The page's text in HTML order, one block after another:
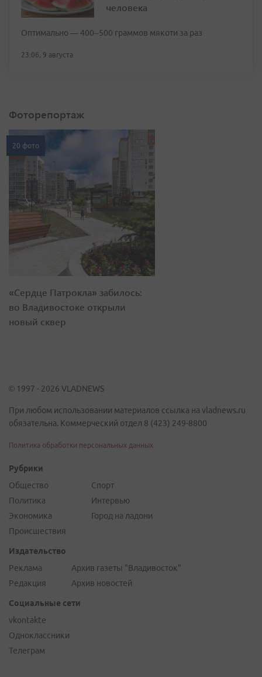
человека
Оптимально — 400–500 граммов мякоти за раз
23:06, 9 августа
Фоторепортаж
20 фото
«Сердце Патрокла» забилось:
во Владивостоке открыли
новый сквер
© 1997 - 2026 VLADNEWS
При любом использовании материалов ссылка на vladnews.ru
обязательна. Коммерческий отдел 8 (423) 249-8800
Политика обработки персональных данных
Рубрики
Общество
Политика
Экономика
Происшествия
Спорт
Интервью
Город на ладони
Издательство
Реклама
Редакция
Архив газеты "Владивосток"
Архив новостей
Социальные сети
vkontakte
Одноклассники
Телеграм